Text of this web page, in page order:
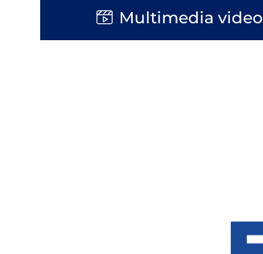
Multimedia video